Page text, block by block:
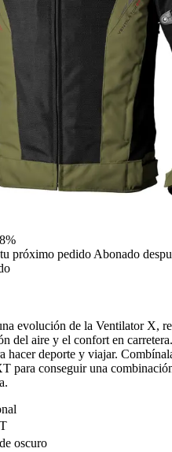
próximo pedido Abonado
evolución de la Ventilator X,
del aire y el confort en
hacer deporte y viajar.
para conseguir una
oscuro